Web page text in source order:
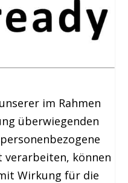
im Rahmen
überwiegenden
verarbeiten, können
Wirkung für die